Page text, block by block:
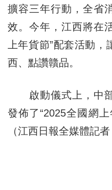
擴容三年行動，全省
效。今年，江西將在
上年貨節”配套活動
西、點讚贛品。
啟動儀式上，中部
發佈了“2025全國網
（江西日報全媒體記者